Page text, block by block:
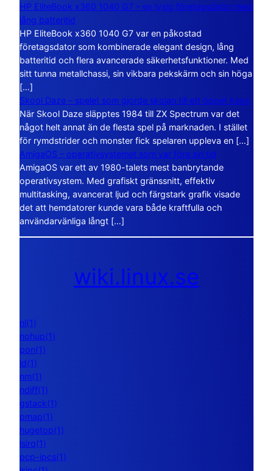
HP EliteBook x360 1040 G7 – en lyxig företagsdator med
lång batteritid
HP EliteBook x360 1040 G7 var en påkostad
företagsdator som kombinerade elegant design, lång
batteritid och flera avancerade säkerhetsfunktioner. Med
sitt tunna metallchassi, sin vikbara pekskärm och sin höga
[…]
Skool Daze – spelet som gjorde skolan till ett öppet kaos
När Skool Daze släpptes 1984 till ZX Spectrum var det
något helt annat än de flesta spel på marknaden. I stället
för rymdstrider och monster fick spelaren uppleva en […]
AmigaOS – operativsystemet som var före sin tid
AmigaOS var ett av 1980-talets mest banbrytande
operativsystem. Med grafiskt gränssnitt, effektiv
multitasking, avancerat ljud och färgstark grafik visade
det att hemdatorer kunde vara både kraftfulla och
användarvänliga långt […]
wiki.linux.se
nl(1)
nohup(1)
pon(1)
ld(1)
nm(1)
ndiff(1)
gstack(1)
pmap(1)
hugetop(1)
lsirq(1)
pcp-ipcs(1)